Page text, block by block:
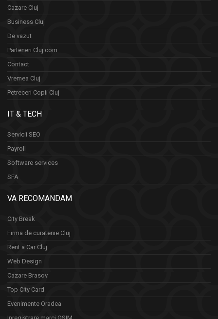
Cazare Cluj
Business Cluj
De vazut
Parteneri Cluj.com
Contact
Vremea Cluj
Petreceri Copii Cluj
IT & TECH
Servicii SEO
Payroll
Software services
SFA
VA RECOMANDAM
City Break
Firma de curatenie Cluj
Rent a Car Cluj
Web Design
Cazare Brasov
Top City Card
Evenimente Oradea